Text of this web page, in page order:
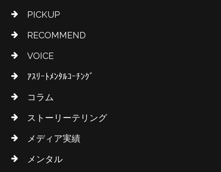
PICKUP
RECOMMEND
VOICE
ｱｽﾘｰﾄﾒﾝﾀﾙｺｰﾁﾝｸﾞ
コラム
ストーリーテリング
メディア実績
メンタル